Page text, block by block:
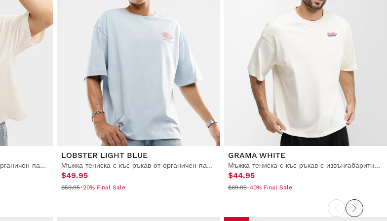
Мъжка тениска с къс ръкав от органичен памук
LOBSTER LIGHT BLUE
Мъжка тениска с къс ръкав от органичен памук
$49.95
$59.95-20% Final Sale
GRAMA WHITE
Мъжка тениска с къс ръкав с извънгабаритни размери
$44.95
$69.95-40% Final Sale